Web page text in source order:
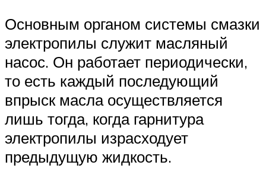
Основным органом системы смазки
электропилы служит масляный
насос. Он работает периодически,
то есть каждый последующий
впрыск масла осуществляется
лишь тогда, когда гарнитура
электропилы израсходует
предыдущую жидкость.